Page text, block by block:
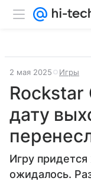
2 мая 2025 Игры
Rockstar
дату
Игру
ожидалось.